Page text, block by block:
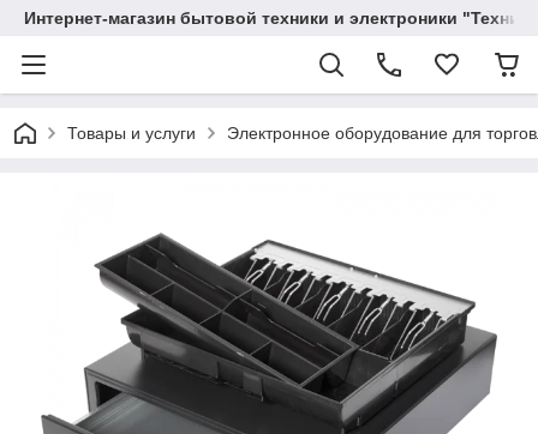
Интернет-магазин бытовой техники и электроники
Товары и услуги Электронное оборудование для